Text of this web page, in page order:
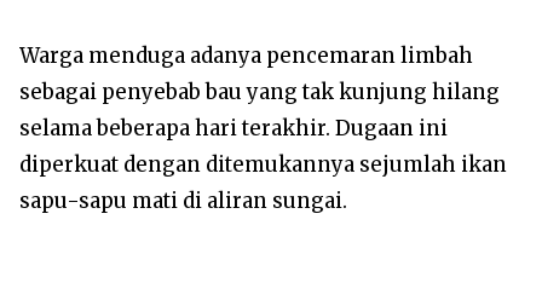
Warga menduga adanya pencemaran limbah
sebagai penyebab bau yang tak kunjung hilang
selama beberapa hari terakhir. Dugaan ini
diperkuat dengan ditemukannya sejumlah ikan
sapu-sapu mati di aliran sungai.